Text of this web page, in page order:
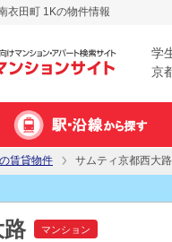
衣田町 1Kの物件情報
学
京
賃貸物件 サムティ京都西大路
マンション